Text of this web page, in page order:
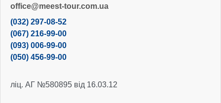
office@meest-tour.com.ua
(032) 297-08-52
(067) 216-99-00
(093) 006-99-00
(050) 456-99-00
ліц. АГ №580895 від 16.03.12